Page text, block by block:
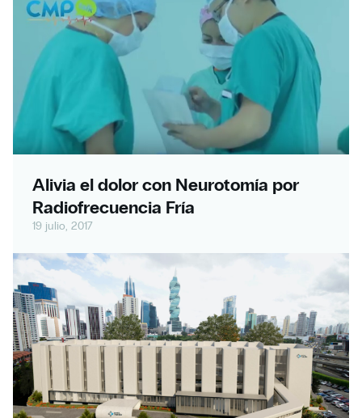
Alivia el dolor con Neurotomía por
Radiofrecuencia Fría
19 julio, 2017